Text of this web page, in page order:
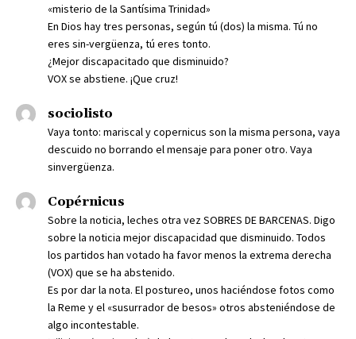
«misterio de la Santísima Trinidad»
En Dios hay tres personas, según tú (dos) la misma. Tú no
eres sin-vergüenza, tú eres tonto.
¿Mejor discapacitado que disminuido?
VOX se abstiene. ¡Que cruz!
sociolisto
Vaya tonto: mariscal y copernicus son la misma persona, vaya
descuido no borrando el mensaje para poner otro. Vaya
sinvergüenza.
Copérnicus
Sobre la noticia, leches otra vez SOBRES DE BARCENAS. Digo
sobre la noticia mejor discapacidad que disminuido. Todos
los partidos han votado ha favor menos la extrema derecha
(VOX) que se ha abstenido.
Es por dar la nota. El postureo, unos haciéndose fotos como
la Reme y el «susurrador de besos» otros absteniéndose de
algo incontestable.